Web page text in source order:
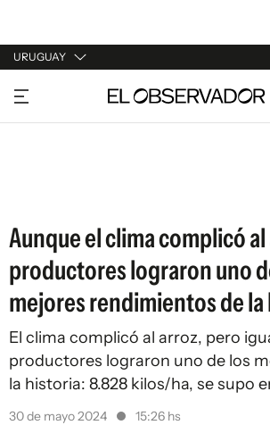
URUGUAY
URUGUAY
ARGENTINA
Aunque el clima complicó
productores lograron uno
mejores rendimientos de
El clima complicó al arroz, pero
productores lograron uno de los
la historia: 8.828 kilos/ha, se supo
30 de mayo 2024 15:26 hs